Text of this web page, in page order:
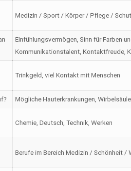
Medizin / Sport / Körper / Pflege /
Einfühlungsvermögen, Sinn für Farben
Kommunikationstalent, Kontaktfreude,
Trinkgeld, viel Kontakt mit Menschen
Mögliche Hauterkrankungen,
Chemie, Deutsch, Technik, Werken
Berufe im Bereich Medizin / Schönheit /